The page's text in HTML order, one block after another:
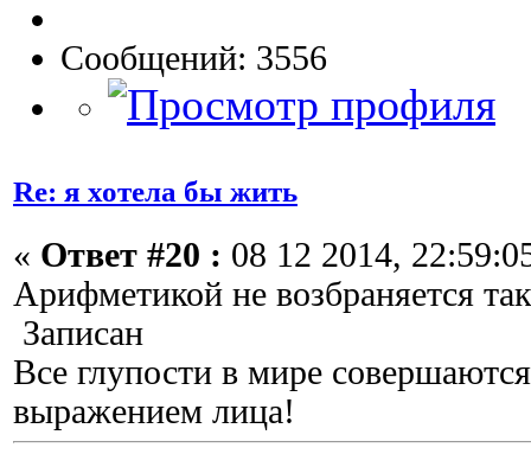
Сообщений: 3556
Re: я хотела бы жить
« Ответ #20 : 08 12 2014,
Арифметикой не возбраняется
Записан
Все глупости в мире
выражением лица!